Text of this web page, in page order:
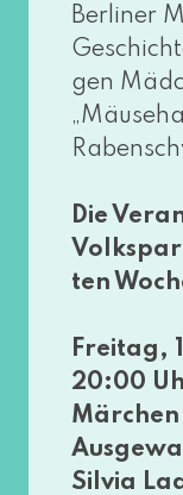
Berliner
gen
Die
ten
Freitag,
20:00
Silvia